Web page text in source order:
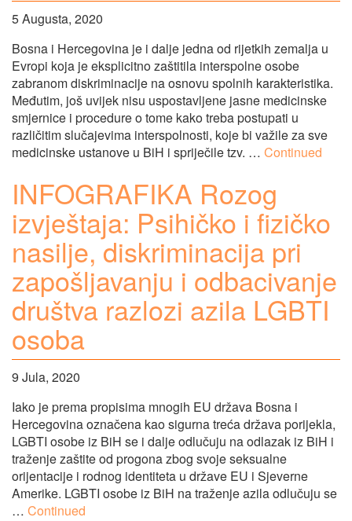
5 Augusta, 2020
Bosna i Hercegovina je i dalje jedna od rijetkih zemalja u
Evropi koja je eksplicitno zaštitila interspolne osobe
zabranom diskriminacije na osnovu spolnih karakteristika.
Međutim, još uvijek nisu uspostavljene jasne medicinske
smjernice i procedure o tome kako treba postupati u
različitim slučajevima interspolnosti, koje bi važile za sve
medicinske ustanove u BiH i spriječile tzv. … Continued
INFOGRAFIKA Rozog
izvještaja: Psihičko i fizičko
nasilje, diskriminacija pri
zapošljavanju i odbacivanje
društva razlozi azila LGBTI
osoba
9 Jula, 2020
Iako je prema propisima mnogih EU država Bosna i
Hercegovina označena kao sigurna treća država porijekla,
LGBTI osobe iz BiH se i dalje odlučuju na odlazak iz BiH i
traženje zaštite od progona zbog svoje seksualne
orijentacije i rodnog identiteta u države EU i Sjeverne
Amerike. LGBTI osobe iz BiH na traženje azila odlučuju se
… Continued